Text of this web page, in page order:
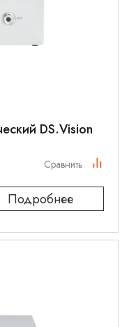
DS.Vision
Подробнее
Сравнить